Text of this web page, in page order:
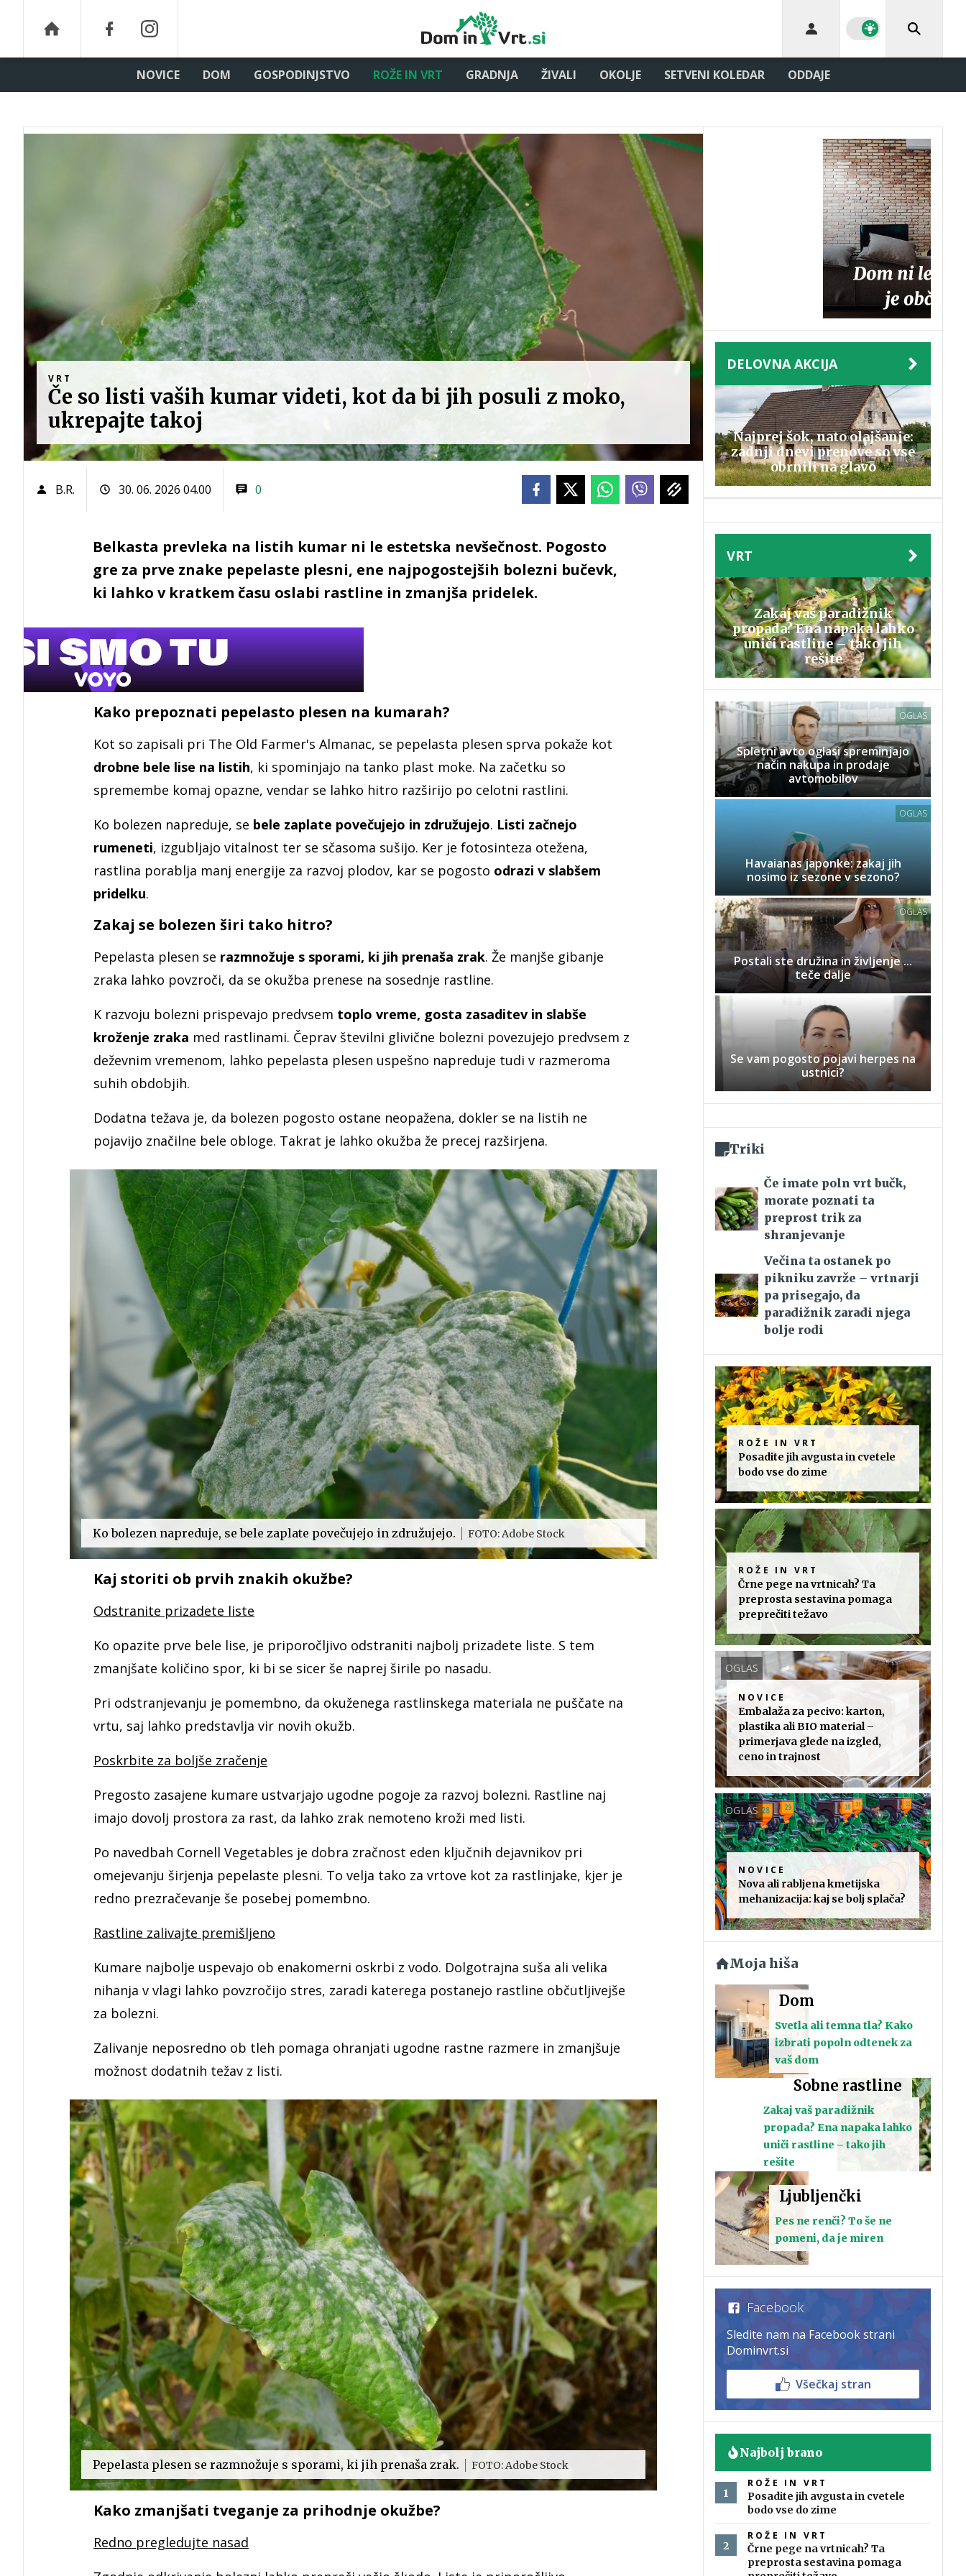
NOVICE DOM GOSPODINJSTVO ROŽE IN VRT GRADNJA ŽIVALI OKOLJE SETVENI KOLEDAR ODDAJE
VRT
Če so listi vaših kumar videti, kot da bi jih posuli z moko,
ukrepajte takoj
B.R. 30. 06. 2026 04.00 0
Belkasta prevleka na listih kumar ni le estetska nevšečnost. Pogosto
gre za prve znake pepelaste plesni, ene najpogostejših bolezni bučevk,
ki lahko v kratkem času oslabi rastline in zmanjša pridelek.
Kako prepoznati pepelasto plesen na kumarah?
Kot so zapisali pri The Old Farmer's Almanac, se pepelasta plesen sprva pokaže kot
drobne bele lise na listih, ki spominjajo na tanko plast moke. Na začetku so
spremembe komaj opazne, vendar se lahko hitro razširijo po celotni rastlini.
Ko bolezen napreduje, se bele zaplate povečujejo in združujejo. Listi začnejo
rumeneti, izgubljajo vitalnost ter se sčasoma sušijo. Ker je fotosinteza otežena,
rastlina porablja manj energije za razvoj plodov, kar se pogosto odrazi v slabšem
pridelku.
Zakaj se bolezen širi tako hitro?
Pepelasta plesen se razmnožuje s sporami, ki jih prenaša zrak. Že manjše gibanje
zraka lahko povzroči, da se okužba prenese na sosednje rastline.
K razvoju bolezni prispevajo predvsem toplo vreme, gosta zasaditev in slabše
kroženje zraka med rastlinami. Čeprav številni glivične bolezni povezujejo predvsem z
deževnim vremenom, lahko pepelasta plesen uspešno napreduje tudi v razmeroma
suhih obdobjih.
Dodatna težava je, da bolezen pogosto ostane neopažena, dokler se na listih ne
pojavijo značilne bele obloge. Takrat je lahko okužba že precej razširjena.
Ko bolezen napreduje, se bele zaplate povečujejo in združujejo. FOTO: Adobe Stock
Kaj storiti ob prvih znakih okužbe?
Odstranite prizadete liste
Ko opazite prve bele lise, je priporočljivo odstraniti najbolj prizadete liste. S tem
zmanjšate količino spor, ki bi se sicer še naprej širile po nasadu.
Pri odstranjevanju je pomembno, da okuženega rastlinskega materiala ne puščate na
vrtu, saj lahko predstavlja vir novih okužb.
Poskrbite za boljše zračenje
Pregosto zasajene kumare ustvarjajo ugodne pogoje za razvoj bolezni. Rastline naj
imajo dovolj prostora za rast, da lahko zrak nemoteno kroži med listi.
Po navedbah Cornell Vegetables je dobra zračnost eden ključnih dejavnikov pri
omejevanju širjenja pepelaste plesni. To velja tako za vrtove kot za rastlinjake, kjer je
redno prezračevanje še posebej pomembno.
Rastline zalivajte premišljeno
Kumare najbolje uspevajo ob enakomerni oskrbi z vodo. Dolgotrajna suša ali velika
nihanja v vlagi lahko povzročijo stres, zaradi katerega postanejo rastline občutljivejše
za bolezni.
Zalivanje neposredno ob tleh pomaga ohranjati ugodne rastne razmere in zmanjšuje
možnost dodatnih težav z listi.
Pepelasta plesen se razmnožuje s sporami, ki jih prenaša zrak. FOTO: Adobe Stock
Kako zmanjšati tveganje za prihodnje okužbe?
Redno pregledujte nasad
DELOVNA AKCIJA
Najprej šok, nato olajšanje:
zadnji dnevi prenove so vse
obrnili na glavo
VRT
Zakaj vaš paradižnik
propada? Ena napaka lahko
uniči rastline – tako jih
rešite
OGLAS
Spletni avto oglasi spreminjajo
način nakupa in prodaje
avtomobilov
OGLAS
Havaianas japonke: zakaj jih
nosimo iz sezone v sezono?
OGLAS
Postali ste družina in življenje ...
teče dalje
Se vam pogosto pojavi herpes na
ustnici?
Triki
Če imate poln vrt bučk,
morate poznati ta
preprost trik za
shranjevanje
Večina ta ostanek po
pikniku zavrže – vrtnarji
pa prisegajo, da
paradižnik zaradi njega
bolje rodi
ROŽE IN VRT
Posadite jih avgusta in cvetele
bodo vse do zime
ROŽE IN VRT
Črne pege na vrtnicah? Ta
preprosta sestavina pomaga
preprečiti težavo
OGLAS
NOVICE
Embalaža za pecivo: karton,
plastika ali BIO material –
primerjava glede na izgled,
ceno in trajnost
OGLAS
NOVICE
Nova ali rabljena kmetijska
mehanizacija: kaj se bolj splača?
Moja hiša
Dom
Svetla ali temna tla? Kako
izbrati popoln odtenek za
vaš dom
Sobne rastline
Zakaj vaš paradižnik
propada? Ena napaka lahko
uniči rastline – tako jih
rešite
Ljubljenčki
Pes ne renči? To še ne
pomeni, da je miren
Facebook
Sledite nam na Facebook strani
Dominvrt.si
Všečkaj stran
Najbolj brano
ROŽE IN VRT
Posadite jih avgusta in cvetele
bodo vse do zime
ROŽE IN VRT
Črne pege na vrtnicah? Ta
preprosta sestavina pomaga